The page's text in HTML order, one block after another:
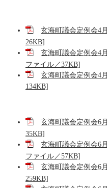
玄海町議会定例会4
26KB]
玄海町議会定例会4
ファイル／37KB]
玄海町議会定例会4
134KB]
玄海町議会定例会6
35KB]
玄海町議会定例会6
ファイル／57KB]
玄海町議会定例会6
259KB]